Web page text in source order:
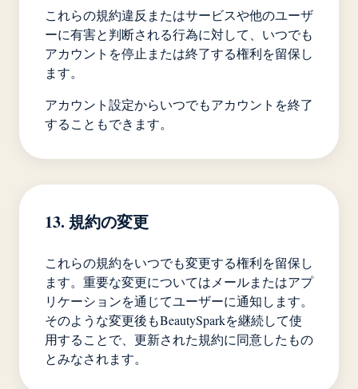
これらの規約違反またはサービスや他のユーザ
ーに有害と判断される行為に対して、いつでも
アカウントを停止または終了する権利を留保し
ます。
アカウント設定からいつでもアカウントを終了
することもできます。
13. 規約の変更
これらの規約をいつでも変更する権利を留保し
ます。重要な変更についてはメールまたはアプ
リケーションを通じてユーザーに通知します。
そのような変更後もBeautySparkを継続して使
用することで、更新された規約に同意したもの
とみなされます。